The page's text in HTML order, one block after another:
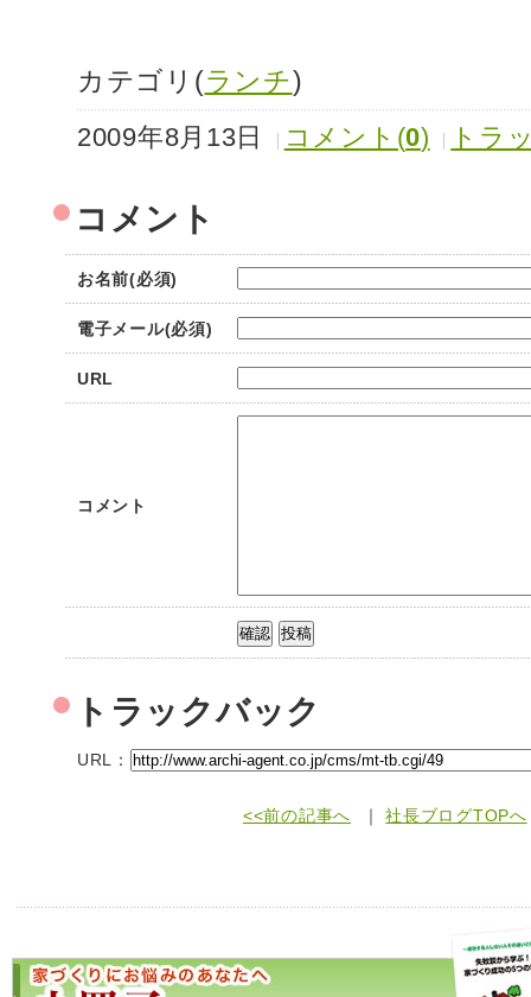
カテゴリ(ランチ)
2009年8月13日 コメント(0) トラ
コメント
お名前(必須)
電子メール(必須)
URL
コメント
トラックバック
URL：
<<前の記事へ ｜ 社長ブログTOPへ